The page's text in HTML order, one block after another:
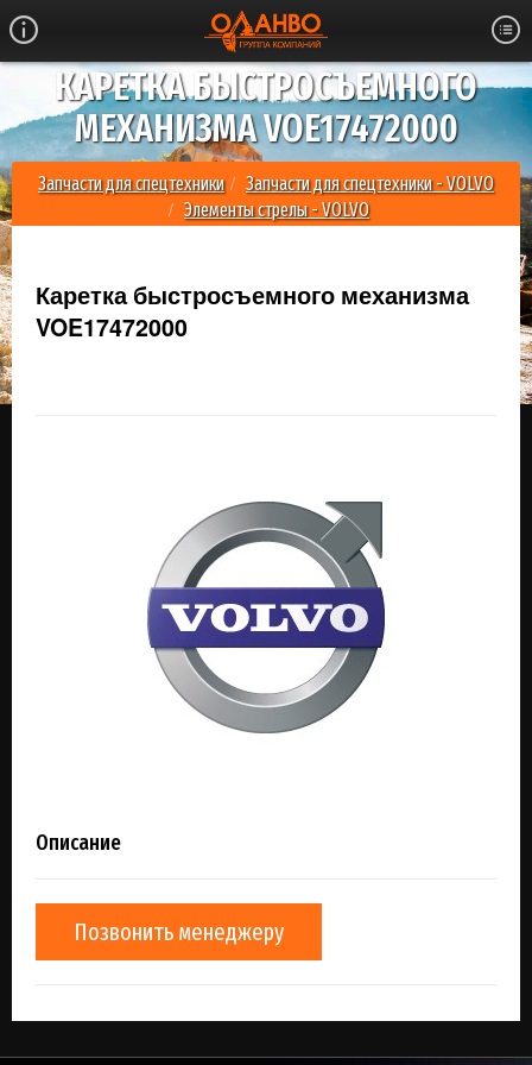
КАРЕТКА БЫСТРОСЪЕМНОГО
МЕХАНИЗМА VOE17472000
Запчасти для спецтехники
Запчасти для спецтехники - VOLVO
Элементы стрелы - VOLVO
Каретка быстросъемного механизма
VOE17472000
Описание
Позвонить менеджеру